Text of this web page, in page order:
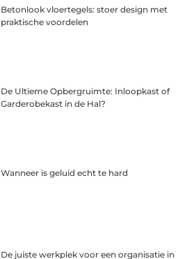
Betonlook vloertegels: stoer design met
praktische voordelen
De Ultieme Opbergruimte: Inloopkast of
Garderobekast in de Hal?
Wanneer is geluid echt te hard
De juiste werkplek voor een organisatie in